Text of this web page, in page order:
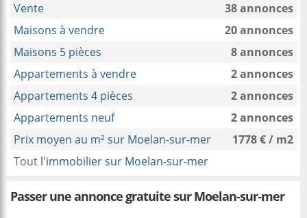
Vente
38 annonces
Maisons à vendre
20 annonces
Maisons 5 pièces
8 annonces
Appartements à vendre
2 annonces
Appartements 4 pièces
2 annonces
Appartements neuf
2 annonces
Prix moyen au m² sur Moelan-sur-mer
1778 € / m2
Tout l'immobilier sur Moelan-sur-mer
Passer une annonce gratuite sur Moelan-sur-mer